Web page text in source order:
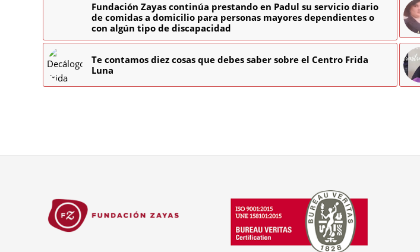
Fundación Zayas continúa prestando en Padul su servicio diario
de comidas a domicilio para personas mayores dependientes o
con algún tipo de discapacidad
Te contamos diez cosas que debes saber sobre el Centro Frida
Luna